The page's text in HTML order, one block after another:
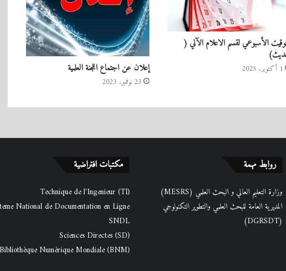
الأسبوعي لقسم الاعلام الآلي (
1 أكتوبر، 2025 إعلان عن اجتماع اللجنة العلمية
23 نوفمبر، 2023
روابط مهمة
وزارة التعليم العالي و البحث العلمي (MESRS)
المديرية العامة للبحث العلمي والتطوير التكنولوجي
(DGRSDT)
مكتبات افتراضية
Technique de l'Ingenieur (TI)
National de Documentation en Ligne
SNDL
Sciences Directes (SD)
Bibliothèque Numérique Mondiale (BNM)